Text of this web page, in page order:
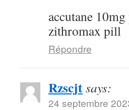
accutane
zithromax pill
Répondre
Rzscjtsays:
24 septembre